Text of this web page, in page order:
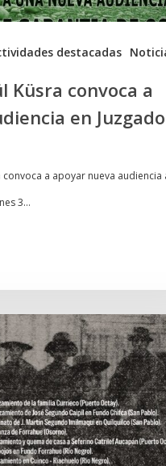
destacadas
Küsra convoca a
en
convoca a apoyar nueva audiencia
3…